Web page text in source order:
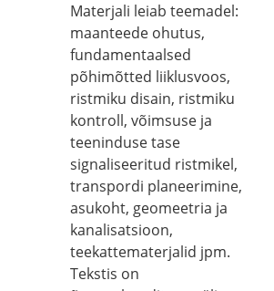
Materjali leiab teemadel:
maanteede ohutus,
fundamentaalsed
põhimõtted liiklusvoos,
ristmiku disain, ristmiku
kontroll, võimsuse ja
teeninduse tase
signaliseeritud ristmikel,
transpordi planeerimine,
asukoht, geomeetria ja
kanalisatsioon,
teekattematerjalid jpm.
Tekstis on